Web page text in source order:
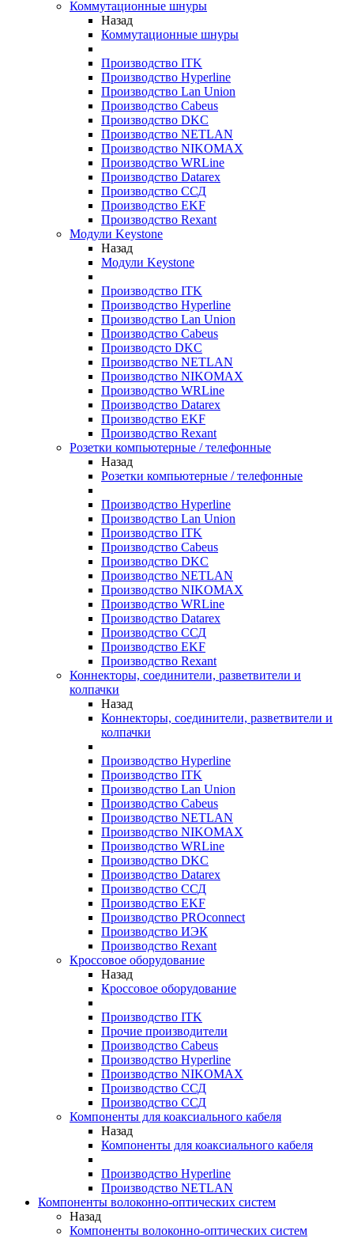
Коммутационные шнуры
Назад
Коммутационные шнуры
Производство ITK
Производство Hyperline
Производство Lan Union
Производство Cabeus
Производство DKC
Производство NETLAN
Производство NIKOMAX
Производство WRLine
Производство Datarex
Производство ССД
Производство EKF
Производство Rexant
Модули Keystone
Назад
Модули Keystone
Производство ITK
Производство Hyperline
Производство Lan Union
Производство Cabeus
Производсто DKC
Производство NETLAN
Производство NIKOMAX
Производство WRLine
Производство Datarex
Производство EKF
Производство Rexant
Розетки компьютерные / телефонные
Назад
Розетки компьютерные / телефонные
Производство Hyperline
Производство Lan Union
Производство ITK
Производство Cabeus
Производство DKC
Производство NETLAN
Производство NIKOMAX
Производство WRLine
Производство Datarex
Производство ССД
Производство EKF
Производство Rexant
Коннекторы, соединители, разветвители и
колпачки
Назад
Коннекторы, соединители, разветвители и
колпачки
Производство Hyperline
Производство ITK
Производство Lan Union
Производство Cabeus
Производство NETLAN
Производство NIKOMAX
Производство WRLine
Производство DKC
Производство Datarex
Производство ССД
Производство EKF
Производство PROconnect
Производство ИЭК
Производство Rexant
Кроссовое оборудование
Назад
Кроссовое оборудование
Производство ITK
Прочие производители
Производство Cabeus
Производство Hyperline
Производство NIKOMAX
Производство ССД
Производство ССД
Компоненты для коаксиального кабеля
Назад
Компоненты для коаксиального кабеля
Производство Hyperline
Производство NETLAN
Компоненты волоконно-оптических систем
Назад
Компоненты волоконно-оптических систем